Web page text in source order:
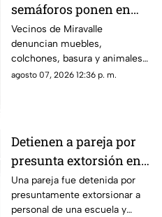
semáforos ponen en
riesgo a vecinos de
Miravalle
Vecinos de Miravalle
denuncian muebles,
colchones, basura y animales
muertos, además de la falta de
agosto 07, 2026 12:36 p. m.
Detienen a pareja por
presunta extorsión en
plantel educativo de
Guadalajara
Una pareja fue detenida por
presuntamente extorsionar a
personal de una escuela y